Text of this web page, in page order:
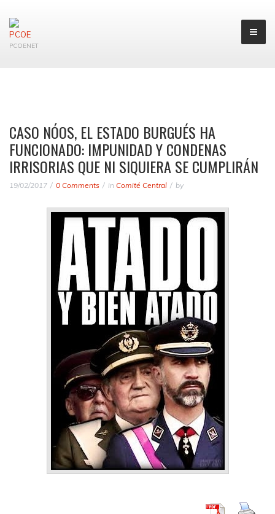
PCOENET
CASO NÓOS, EL ESTADO BURGUÉS HA
FUNCIONADO: IMPUNIDAD Y CONDENAS
IRRISORIAS QUE NI SIQUIERA SE CUMPLIRÁN
19/02/2017 0 Comments in Comité Central by